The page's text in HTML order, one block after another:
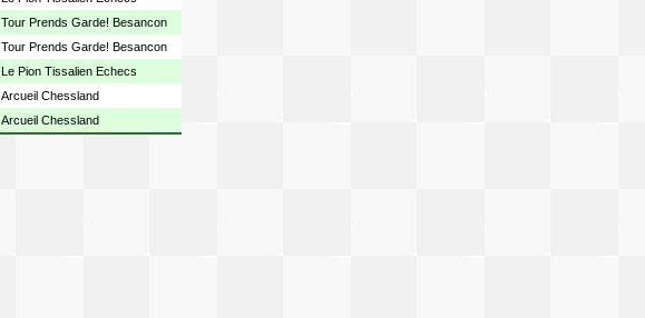
Tour Prends Garde! Besancon
Tour Prends Garde! Besancon
Le Pion Tissalien Echecs
Arcueil Chessland
Arcueil Chessland